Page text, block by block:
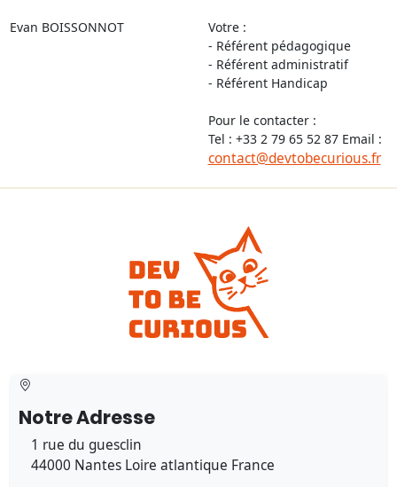
Evan BOISSONNOT
Votre :
- Référent pédagogique
- Référent administratif
- Référent Handicap
Pour le contacter :
Tel : +33 2 79 65 52 87 Email :
contact@devtobecurious.fr
Notre Adresse
1 rue du guesclin
44000 Nantes Loire atlantique France